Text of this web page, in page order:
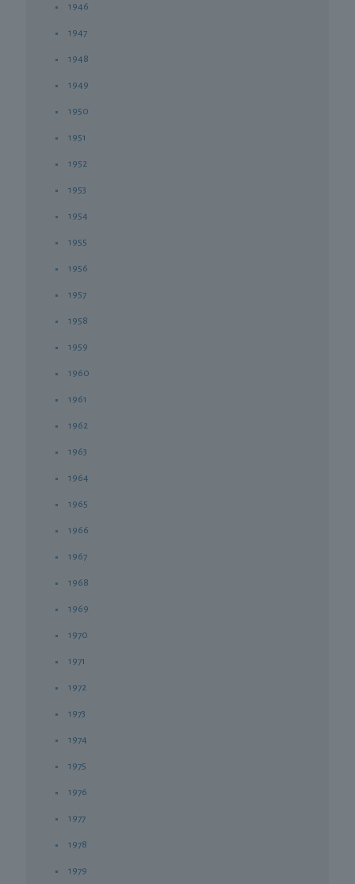
1946
1947
1948
1949
1950
1951
1952
1953
1954
1955
1956
1957
1958
1959
1960
1961
1962
1963
1964
1965
1966
1967
1968
1969
1970
1971
1972
1973
1974
1975
1976
1977
1978
1979